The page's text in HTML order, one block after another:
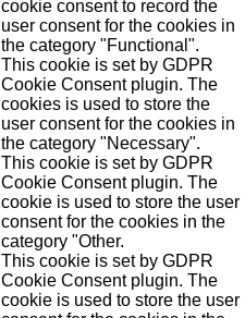
cookie consent to record the
user consent for the cookies in
the category "Functional".
This cookie is set by GDPR
Cookie Consent plugin. The
cookies is used to store the
user consent for the cookies in
the category "Necessary".
This cookie is set by GDPR
Cookie Consent plugin. The
cookie is used to store the user
consent for the cookies in the
category "Other.
This cookie is set by GDPR
Cookie Consent plugin. The
cookie is used to store the user